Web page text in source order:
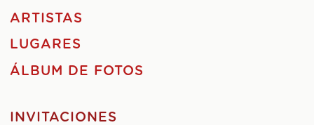
ARTISTAS
LUGARES
ÁLBUM DE FOTOS
INVITACIONES